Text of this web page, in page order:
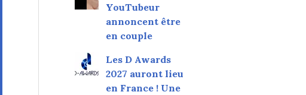
YouTubeur
annoncent être
en couple
Les D Awards
2027 auront lieu
en France ! Une